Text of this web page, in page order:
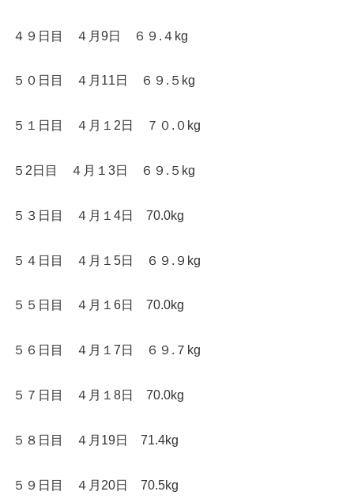
４９日目 ４月9日 ６９.４kg
５０日目 ４月11日 ６９.５kg
５１日目 ４月１2日 ７０.０kg
５2日目 ４月１3日 ６９.５kg
５３日目 ４月１4日 70.0kg
５４日目 ４月１5日 ６９.９kg
５５日目 ４月１6日 70.0kg
５６日目 ４月１7日 ６９.７kg
５７日目 ４月１8日 70.0kg
５８日目 ４月19日 71.4kg
５９日目 ４月20日 70.5kg